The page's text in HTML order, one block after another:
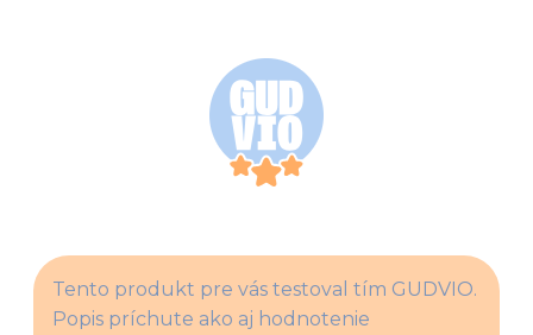
Tento produkt pre vás testoval tím GUDVIO.
Popis príchute ako aj hodnotenie